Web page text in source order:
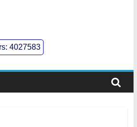
4027583